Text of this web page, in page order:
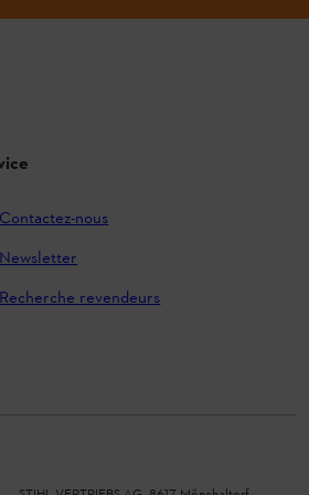
Contactez-nous
Newsletter
Recherche revendeurs